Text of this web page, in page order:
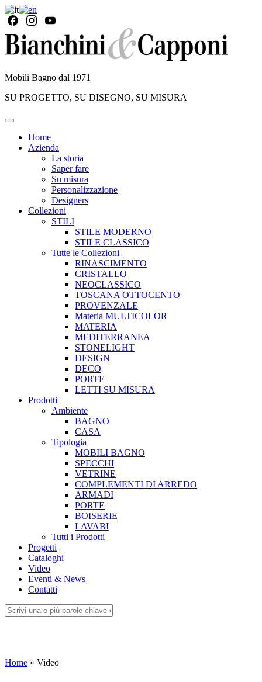
Mobili Bagno dal 1971
SU PROGETTO, SU DISEGNO, SU MISURA
Home
Azienda
La storia
Saper fare
Su misura
Personalizzazione
Designers
Collezioni
STILI
STILE MODERNO
STILE CLASSICO
Tutte le Collezioni
RINASCIMENTO
CRISTALLO
NEOCLASSICO
TOSCANA OTTOCENTO
PROVENZALE
Materia MULTICOLOR
MATERIA
MEDITERRANEA
STONELIGHT
DESIGN
DECO
PORTE
LETTI SU MISURA
Prodotti
Ambiente
BAGNO
CASA
Tipologia
MOBILI BAGNO
SPECCHI
VETRINE
COMPLEMENTI DI ARREDO
ARMADI
PORTE
BOISERIE
LAVABI
Tutti i Prodotti
Progetti
Cataloghi
Video
Eventi & News
Contatti
Home » Video